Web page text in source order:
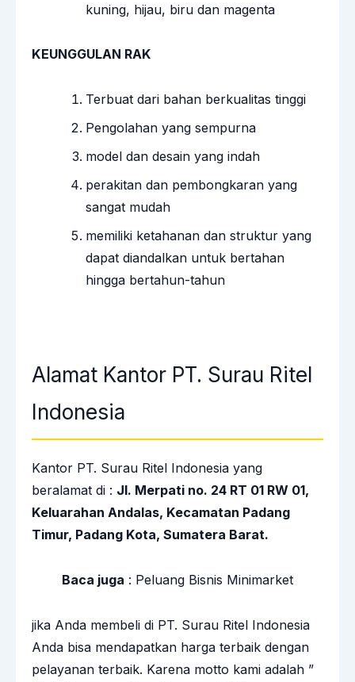
kuning, hijau, biru dan magenta
KEUNGGULAN RAK
Terbuat dari bahan berkualitas tinggi
Pengolahan yang sempurna
model dan desain yang indah
perakitan dan pembongkaran yang
sangat mudah
memiliki ketahanan dan struktur yang
dapat diandalkan untuk bertahan
hingga bertahun-tahun
Alamat Kantor PT. Surau Ritel
Indonesia
Kantor PT. Surau Ritel Indonesia yang
beralamat di : Jl. Merpati no. 24 RT 01 RW 01,
Keluarahan Andalas, Kecamatan Padang
Timur, Padang Kota, Sumatera Barat.
Baca juga : Peluang Bisnis Minimarket
jika Anda membeli di PT. Surau Ritel Indonesia
Anda bisa mendapatkan harga terbaik dengan
pelayanan terbaik. Karena motto kami adalah ”